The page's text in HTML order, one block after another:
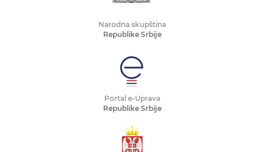
Narodna skupština
Republike Srbije
Portal e-Uprava
Republike Srbije